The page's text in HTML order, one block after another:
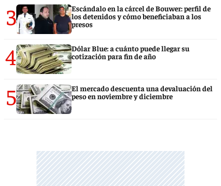
3
Escándalo en la cárcel de Bouwer: perfil de
los detenidos y cómo beneficiaban a los
presos
4
Dólar Blue: a cuánto puede llegar su
cotización para fin de año
5
El mercado descuenta una devaluación del
peso en noviembre y diciembre